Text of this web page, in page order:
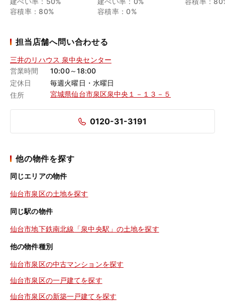
容積率：80%
容積率：0%
担当店舗へ問い合わせる
三井のリハウス 泉中央センター
営業時間
10:00～18:00
定休日
毎週火曜日・水曜日
住所
宮城県仙台市泉区泉中央１－１３－５
0120-31-3191
他の物件を探す
同じエリアの物件
仙台市泉区の土地を探す
同じ駅の物件
仙台市地下鉄南北線「泉中央駅」の土地を探す
他の物件種別
仙台市泉区の中古マンションを探す
仙台市泉区の一戸建てを探す
仙台市泉区の新築一戸建てを探す